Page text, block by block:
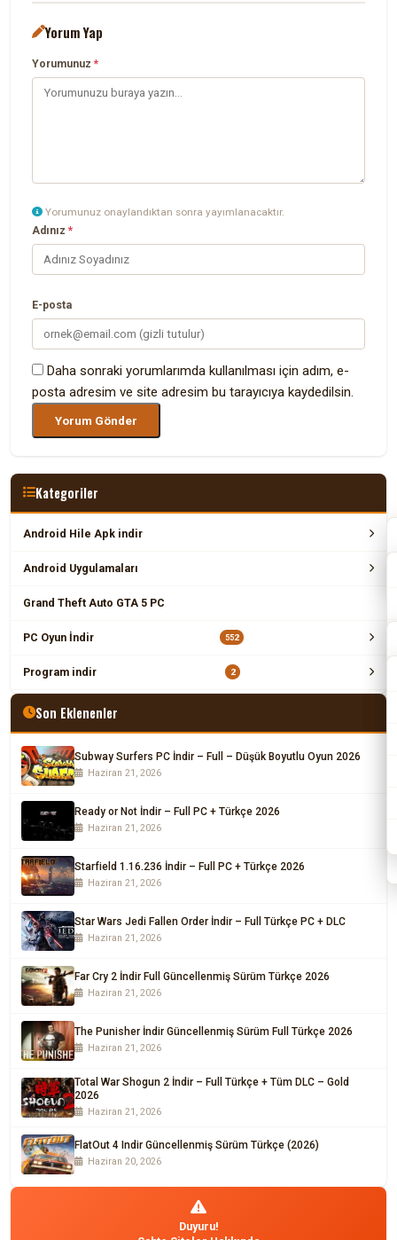
Yorum Yap
Yorumunuz*
Yorumunuz onaylandıktan sonra yayımlanacaktır.
Adınız*
E-posta
Daha sonraki yorumlarımda kullanılması için adım, e-
posta adresim ve site adresim bu tarayıcıya kaydedilsin.
Kategoriler
Android Hile Apk indir
Android Uygulamaları
Grand Theft Auto GTA 5 PC
PC Oyun İndir 552
Program indir 2
Son Eklenenler
Subway Surfers PC İndir – Full – Düşük Boyutlu Oyun 2026
Haziran 21, 2026
Ready or Not İndir – Full PC + Türkçe 2026
Haziran 21, 2026
Starfield 1.16.236 İndir – Full PC + Türkçe 2026
Haziran 21, 2026
Star Wars Jedi Fallen Order İndir – Full Türkçe PC + DLC
Haziran 21, 2026
Far Cry 2 İndir Full Güncellenmiş Sürüm Türkçe 2026
Haziran 21, 2026
The Punisher İndir Güncellenmiş Sürüm Full Türkçe 2026
Haziran 21, 2026
Total War Shogun 2 İndir – Full Türkçe + Tüm DLC – Gold
2026
Haziran 21, 2026
FlatOut 4 Indir Güncellenmiş Sürüm Türkçe (2026)
Haziran 20, 2026
Duyuru!